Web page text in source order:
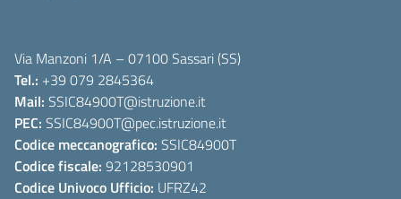
Via Manzoni 1/A – 07100 Sassari (SS)
Tel.: +39 079 2845364
Mail: SSIC84900T@istruzione.it
PEC: SSIC84900T@pec.istruzione.it
Codice meccanografico: SSIC84900T
Codice fiscale: 92128530901
Codice Univoco Ufficio: UFRZ42